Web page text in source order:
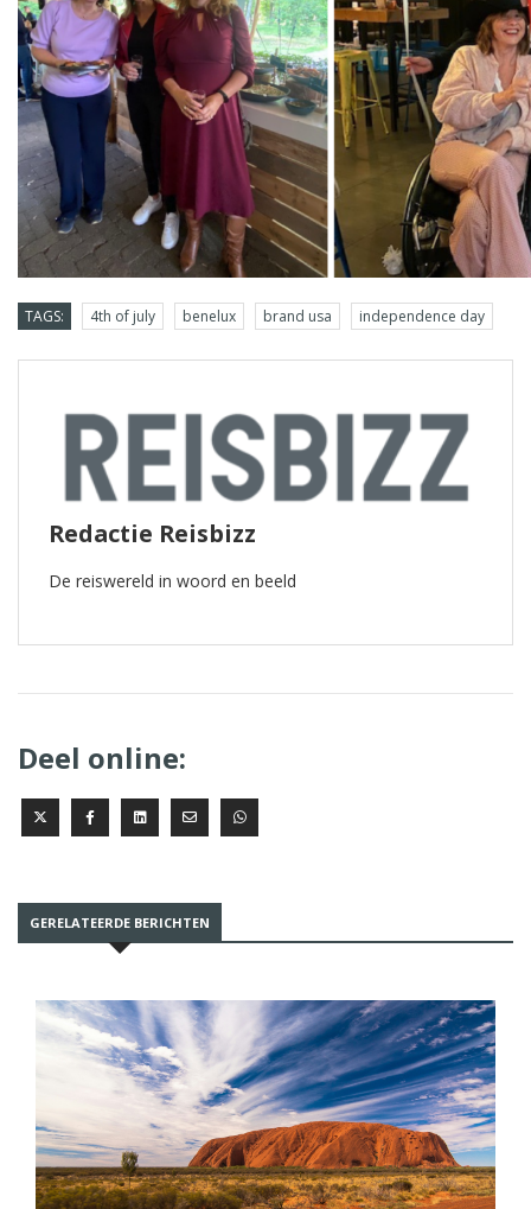
TAGS: 4th of july benelux brand usa independence day
Redactie Reisbizz
De reiswereld in woord en beeld
Deel online:
GERELATEERDE BERICHTEN